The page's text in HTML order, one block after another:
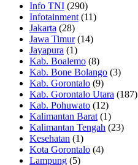
Info TNI (290)
Infotainment (11)
Jakarta (28)
Jawa Timur(14)
Jayapura (1)
Kab. Boalemo (8)
Kab. Bone Bolango (3)
Kab. Gorontalo (9)
Kab. Gorontalo Utara (187)
Kab. Pohuwato (12)
Kalimantan Barat (1)
Kalimantan Tengah (23)
Kesehatan (1)
Kota Gorontalo (4)
Lampung (5)